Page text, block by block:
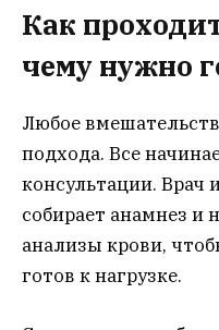
Как
чему нужно
Любое
подхода. Все
консультации. Врач
собирает анамнез и
анализы крови,
готов к нагрузке.